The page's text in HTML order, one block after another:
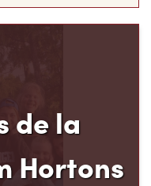
de la
Hortons